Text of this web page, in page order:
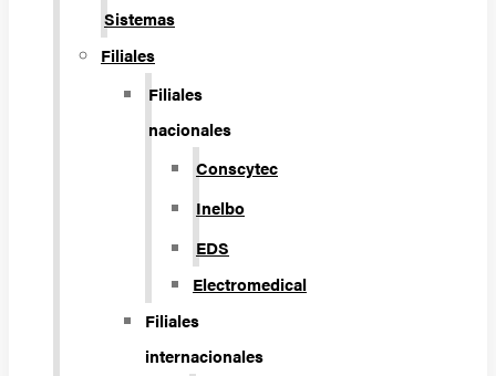
Sistemas
Filiales
Filiales
nacionales
Conscytec
Inelbo
EDS
Electromedical
Filiales
internacionales